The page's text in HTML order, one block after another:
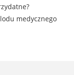
medycznego